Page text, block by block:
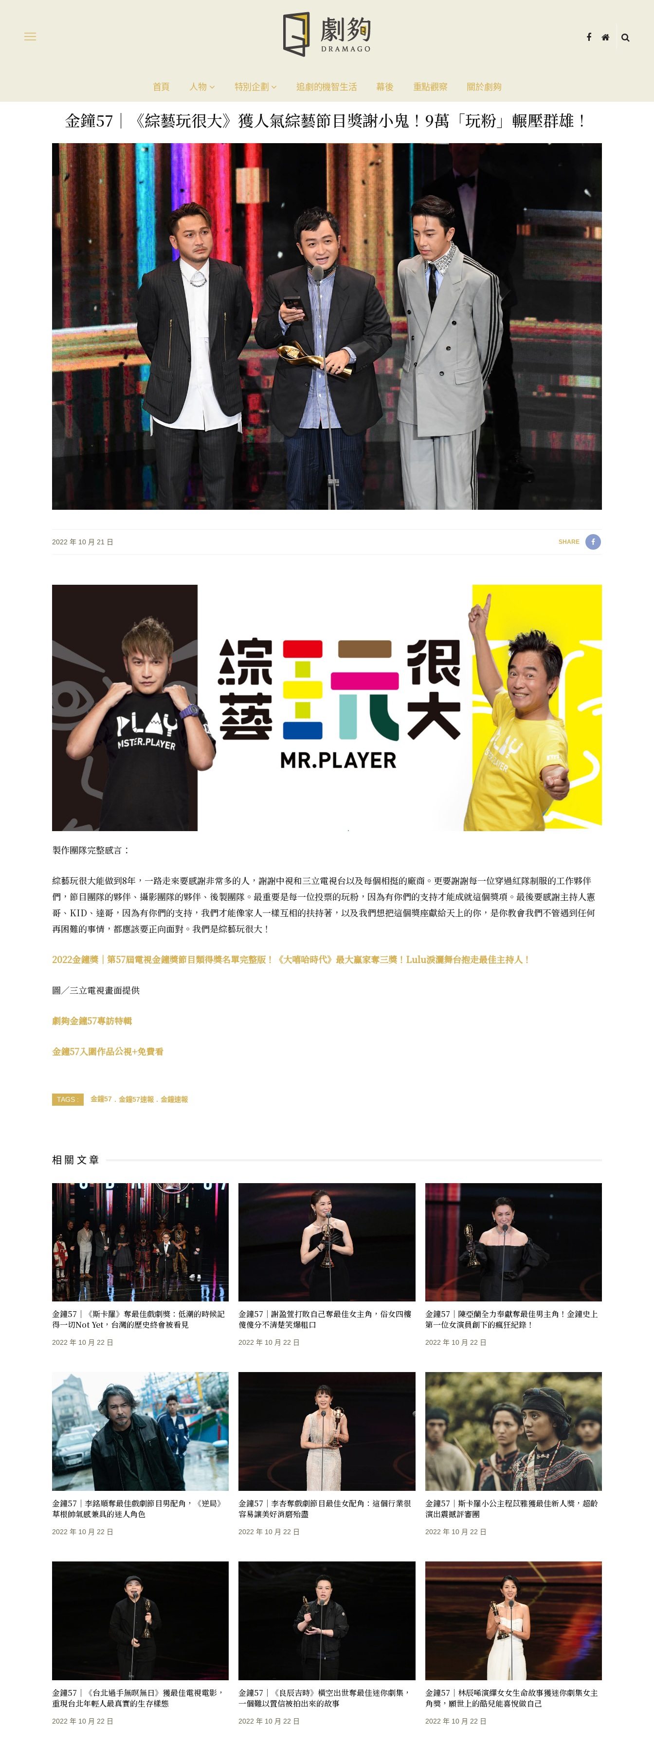
首頁 人物 特別企劃 追劇的機智生活 幕後 重點觀察 關於劇夠
金鐘57｜《綜藝玩很大》獲人氣綜藝節目獎謝小鬼！9萬「玩粉」輾壓群雄！
2022 年 10 月 21 日 SHARE
製作團隊完整感言：
綜藝玩很大能做到8年，一路走來要感謝非常多的人，謝謝中視和三立電視台以及每個相挺的廠商。更要謝謝每一位穿過紅隊制服的工作夥伴
們，節目團隊的夥伴、攝影團隊的夥伴、後製團隊。最重要是每一位投票的玩粉，因為有你們的支持才能成就這個獎項。最後要感謝主持人憲
哥、KID、達哥，因為有你們的支持，我們才能像家人一樣互相的扶持著，以及我們想把這個獎座獻給天上的你，是你教會我們不管遇到任何
再困難的事情，都應該要正向面對。我們是綜藝玩很大！
2022金鐘獎｜第57屆電視金鐘獎節目類得獎名單完整版！《大嘻哈時代》最大贏家奪三獎！Lulu淚灑舞台抱走最佳主持人！
圖／三立電視畫面提供
劇夠金鐘57專訪特輯
金鐘57入圍作品公視+免費看
TAGS : 金鐘57 金鐘57速報 金鐘速報
相 關 文 章
金鐘57｜《斯卡羅》奪最佳戲劇獎：低潮的時候記
得一切not Yet，台灣的歷史終會被看見
2022 年 10 月 22 日
金鐘57｜謝盈萱打敗自己奪最佳女主角，俗女四樓
傻傻分不清楚笑爆粗口
2022 年 10 月 22 日
金鐘57｜陳亞蘭全力奉獻奪最佳男主角！金鐘史上
第一位女演員創下的瘋狂紀錄！
2022 年 10 月 22 日
金鐘57｜李銘順奪最佳戲劇節目男配角，《逆局》
草根帥氣感兼具的迷人角色
2022 年 10 月 22 日
金鐘57｜李杏奪戲劇節目最佳女配角：這個行業很
容易讓美好消磨殆盡
2022 年 10 月 22 日
金鐘57｜斯卡羅小公主程苡雅獲最佳新人獎，超齡
演出震撼評審團
2022 年 10 月 22 日
金鐘57｜《台北過手無暝無日》獲最佳電視電影，
重現台北年輕人最真實的生存樣態
2022 年 10 月 22 日
金鐘57｜《良辰吉時》橫空出世奪最佳迷你劇集，
一個難以置信被拍出來的故事
2022 年 10 月 22 日
金鐘57｜林辰唏演繹女女生命故事獲迷你劇集女主
角獎，願世上的酷兒能喜悅做自己
2022 年 10 月 22 日